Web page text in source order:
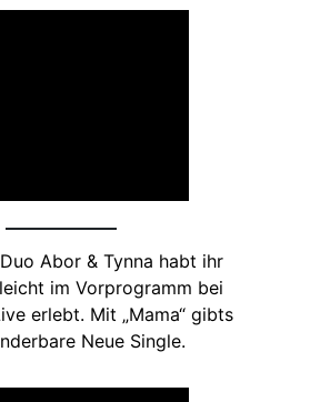
Abor & Tynna habt ihr
im Vorprogramm bei
erlebt. Mit „Mama“ gibts
Neue Single.